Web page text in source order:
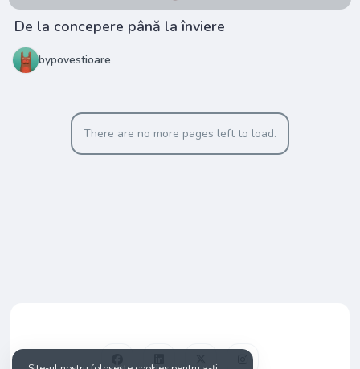
De la concepere până la înviere
bypovestioare
There are no more pages left to load.